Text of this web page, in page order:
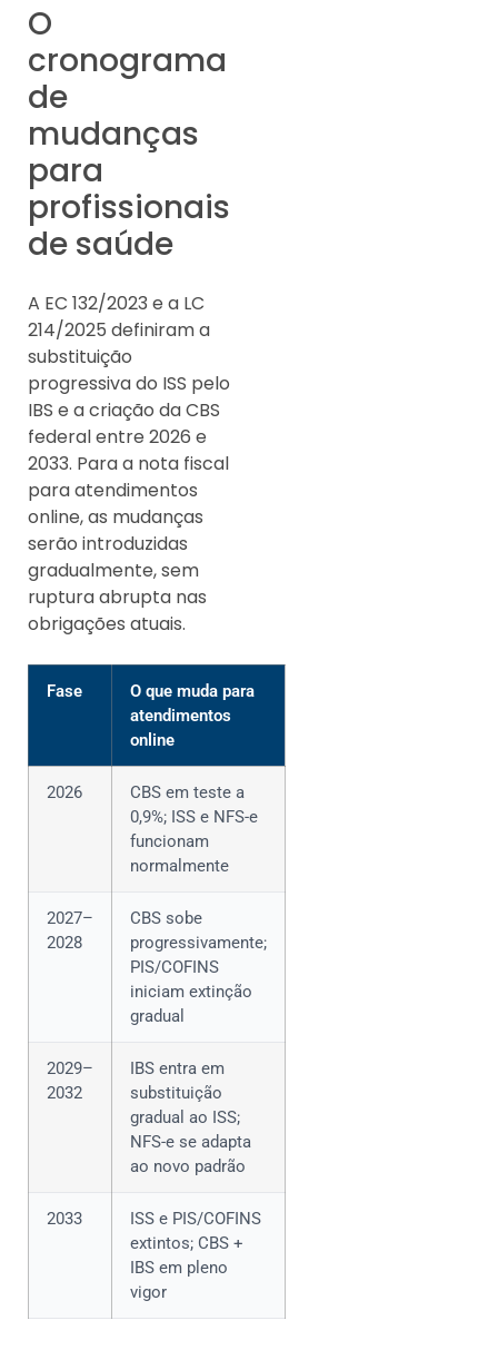
O
cronograma
de
mudanças
para
profissionais
de saúde
A EC 132/2023 e a LC
214/2025 definiram a
substituição
progressiva do ISS pelo
IBS e a criação da CBS
federal entre 2026 e
2033. Para a nota fiscal
para atendimentos
online, as mudanças
serão introduzidas
gradualmente, sem
ruptura abrupta nas
obrigações atuais.
Fase
O que muda para
atendimentos
online
2026
CBS em teste a
0,9%; ISS e NFS-e
funcionam
normalmente
2027–
2028
CBS sobe
progressivamente;
PIS/COFINS
iniciam extinção
gradual
2029–
2032
IBS entra em
substituição
gradual ao ISS;
NFS-e se adapta
ao novo padrão
2033
ISS e PIS/COFINS
extintos; CBS +
IBS em pleno
vigor